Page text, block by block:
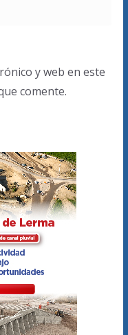
y web en este
comente.